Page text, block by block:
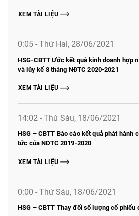
XEM TÀI LIỆU
0:05 - Thứ Hai, 28/06/2021
HSG-CBTT Ước kết quả kinh doanh hợp
và lũy kế 8 tháng NĐTC 2020-2021
XEM TÀI LIỆU
14:02 - Thứ Sáu, 18/06/2021
HSG – CBTT Báo cáo kết quả phát hành
tức của NĐTC 2019-2020
XEM TÀI LIỆU
0:00 - Thứ Sáu, 18/06/2021
HSG – CBTT Thay đổi số lượng cổ phiếu